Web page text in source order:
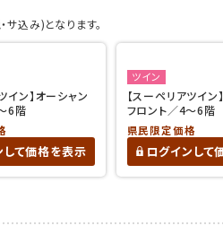
込み)となります。
イン】オーシャン
6階
して価格を表示
ツイン
【スーペリアツイン
フロント／4～6階
県民限定価格
ログインして